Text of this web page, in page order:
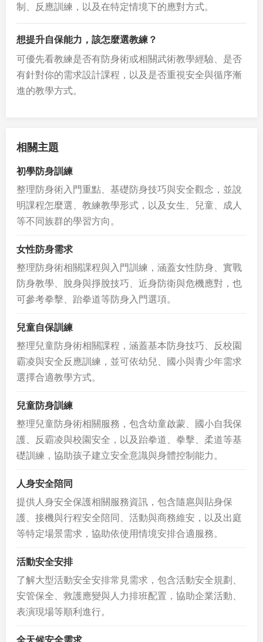
制、反應訓練，以及在特定情境下的應對方式。
想提升自保能力，該怎麼選教練？
可優先看教練是否有防身術或相關武術教學經驗、是否
有針對你的需求設計課程，以及是否重視安全與循序漸
進的教學方式。
相關主題
初學防身訓練
整理防身術入門重點、基礎防身技巧與安全觀念，並說
明課程怎麼選、教練教學形式，以及女生、兒童、成人
等不同族群的學習方向。
女性防身需求
整理防身術相關課程與入門訓練，涵蓋女性防身、實戰
防身教學、脫身與掙脫技巧、近身防衛與危機應對，也
可參考拳擊、跆拳道等防身入門選項。
兒童自保訓練
整理兒童防身術相關課程，涵蓋基本防身技巧、反校園
霸凌與安全反應訓練，並可依幼兒、國小與青少年需求
選擇合適教學方式。
兒童防身訓練
整理兒童防身術相關服務，包含幼童啟蒙、國小自我保
護、反霸凌與校園安全，以及跆拳道、拳擊、柔道等基
礎訓練，協助孩子建立安全意識與身體控制能力。
人身安全陪同
提供人身安全保護相關服務資訊，包含隨扈與貼身保
護、接機與行程安全陪同、活動與商務維安，以及出庭
等特定場景需求，協助依使用情境安排合適服務。
活動安全安排
了解大型活動安全安排常見需求，包含活動安全規劃、
安管保全、救護應變與人力排班配置，協助企業活動、
表演現場等順利進行。
全天候安全需求